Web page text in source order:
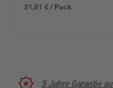
21,81 € / Pack
5 Jahre Garantie